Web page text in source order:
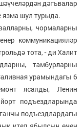
дәгъвалар
язма шул турыда.
чормаларны
коммуникацияләр
тота, - ди Халит
тамбурларны
урамындагы 6
ясалды, Ленин
подъездларында
подъездлардагы